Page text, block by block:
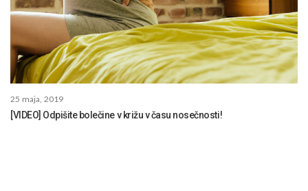
25 maja, 2019
[VIDEO] Odpišite bolečine v križu v času nosečnosti!